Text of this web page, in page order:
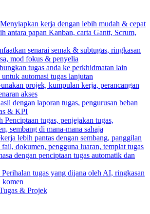
Menyiapkan kerja dengan lebih mudah & cepat
antara papan Kanban, carta Gantt, Scrum,
senarai semak & subtugas, ringkasan
mod fokus & penyelia
tugas anda ke perkhidmatan lain
automasi tugas lanjutan
projek, kumpulan kerja, perancangan
akses
dengan laporan tugas, pengurusan beban
& KPI
Penciptaan tugas, penjejakan tugas,
sembang di mana-mana sahaja
lebih pantas dengan sembang, panggilan
dokumen, pengguna luaran, templat tugas
dengan penciptaan tugas automatik dan
Perihalan tugas yang dijana oleh AI, ringkasan
komen
& Projek